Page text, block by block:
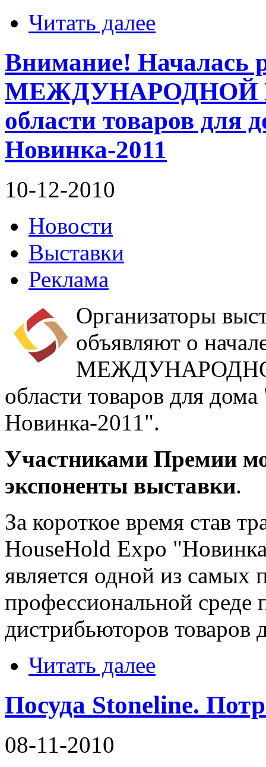
Читать далее
Внимание! Началась
МЕЖДУНАРОДНОЙ
области товаров для
Новинка-2011
10-12-2010
Новости
Выставки
Реклама
Организаторы
объявляют о
области товаров для
Новинка-2011".
Участниками Премии
экспоненты выставки.
За короткое время став
HouseHold Expo
является одной из
профессиональной среде
дистрибьюторов товаров
Читать далее
Посуда Stoneline.
08-11-2010